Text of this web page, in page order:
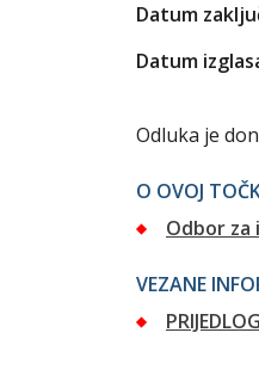
Datum
Datum
Odluka je
O OVOJ
Odbor za
VEZANE